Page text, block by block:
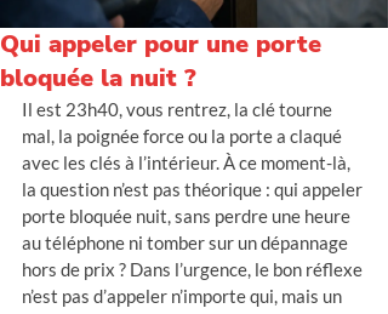
Qui appeler pour une porte
bloquée la nuit ?
Il est 23h40, vous rentrez, la clé tourne
mal, la poignée force ou la porte a claqué
avec les clés à l’intérieur. À ce moment-là,
la question n’est pas théorique : qui appeler
porte bloquée nuit, sans perdre une heure
au téléphone ni tomber sur un dépannage
hors de prix ? Dans l’urgence, le bon réflexe
n’est pas d’appeler n’importe qui, mais un